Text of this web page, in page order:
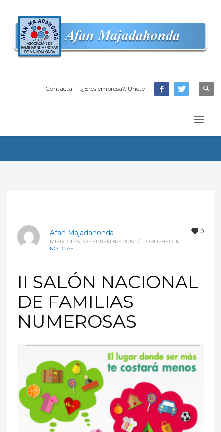
Contacta ¿Eres empresa?, Únete
0
Afan Majadahonda
MIÉRCOLES, 30 SEPTIEMBRE 2015 /
PUBLISHED IN
NOTICIAS
II SALÓN NACIONAL
DE FAMILIAS
NUMEROSAS